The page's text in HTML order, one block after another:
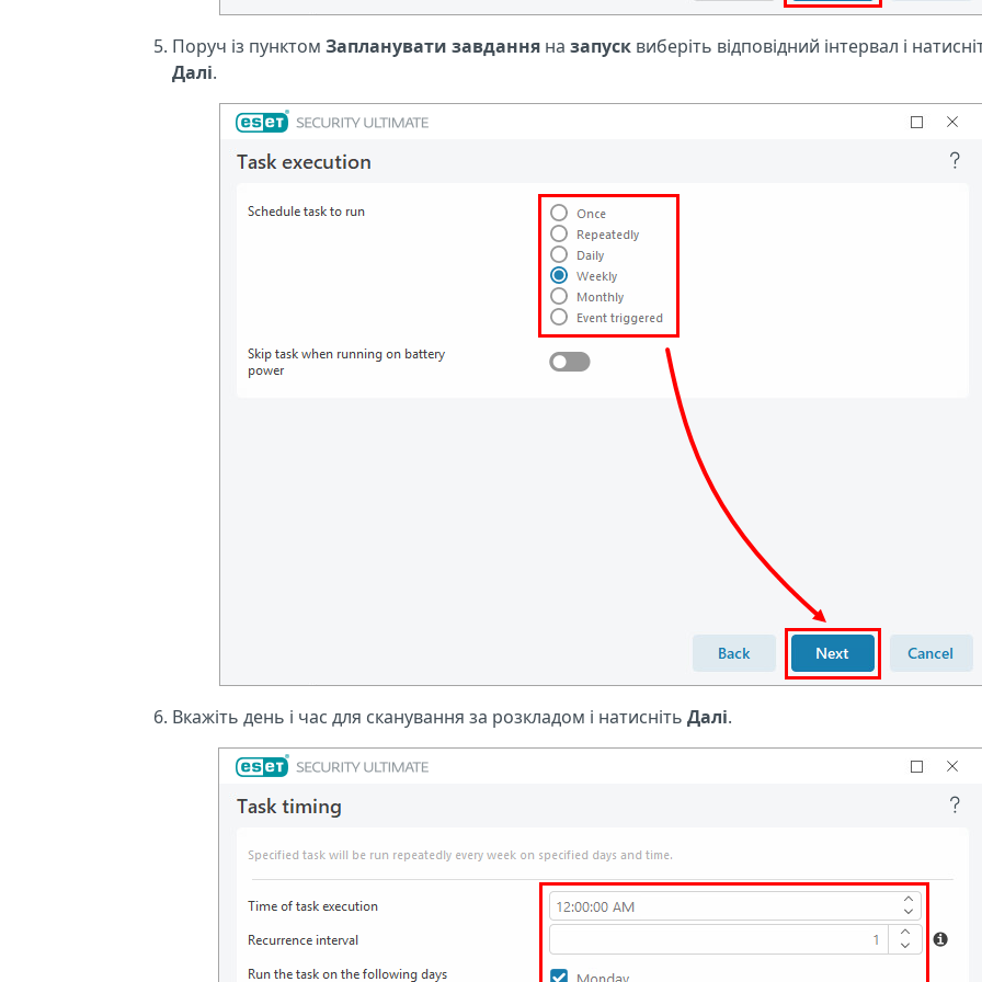
Поруч із пунктом Запланувати завдання на запуск виберіть відповідний інтервал і
Далі.
Вкажіть день і час для сканування за розкладом і натисніть Далі.